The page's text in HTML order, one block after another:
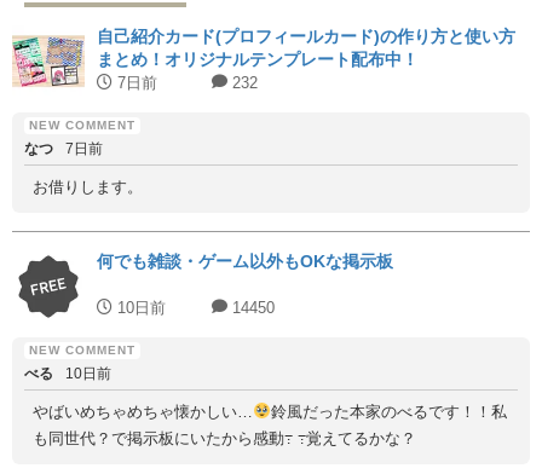
自己紹介カード(プロフィールカード)の作り方と使い方
まとめ！オリジナルテンプレート配布中！
7日前 232
なつ 7日前
お借りします。
何でも雑談・ゲーム以外もOKな掲示板
10日前 14450
べる 10日前
やばいめちゃめちゃ懐かしい…
鈴風だった本家のべるです！！私
も同世代？で掲示板にいたから感動߹ ߹覚えてるかな？